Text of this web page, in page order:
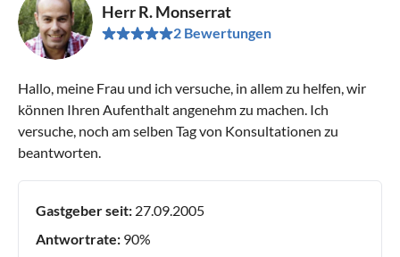
Herr R. Monserrat
2 Bewertungen
Hallo, meine Frau und ich versuche, in allem zu helfen, wir
können Ihren Aufenthalt angenehm zu machen. Ich
versuche, noch am selben Tag von Konsultationen zu
beantworten.
Gastgeber seit: 27.09.2005
Antwortrate: 90%